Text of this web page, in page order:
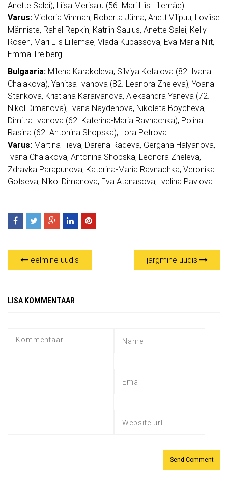
Anette Salei), Liisa Merisalu (56. Mari Liis Lillemäe).
Varus: Victoria Vihman, Roberta Jürna, Anett Vilipuu, Loviise
Männiste, Rahel Repkin, Katriin Saulus, Anette Salei, Kelly
Rosen, Mari Liis Lillemäe, Vlada Kubassova, Eva-Maria Niit,
Emma Treiberg.
Bulgaaria: Milena Karakoleva, Silviya Kefalova (82. Ivana
Chalakova), Yanitsa Ivanova (82. Leanora Zheleva), Yoana
Stankova, Kristiana Karaivanova, Aleksandra Yaneva (72.
Nikol Dimanova), Ivana Naydenova, Nikoleta Boycheva,
Dimitra Ivanova (62. Katerina-Maria Ravnachka), Polina
Rasina (62. Antonina Shopska), Lora Petrova.
Varus: Martina Ilieva, Darena Radeva, Gergana Halyanova,
Ivana Chalakova, Antonina Shopska, Leonora Zheleva,
Zdravka Parapunova, Katerina-Maria Ravnachka, Veronika
Gotseva, Nikol Dimanova, Eva Atanasova, Ivelina Pavlova.
eelmine uudis järgmine uudis
LISA KOMMENTAAR